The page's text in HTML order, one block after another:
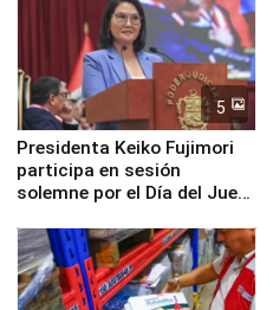
5
Presidenta Keiko Fujimori
participa en sesión
solemne por el Día del Juez